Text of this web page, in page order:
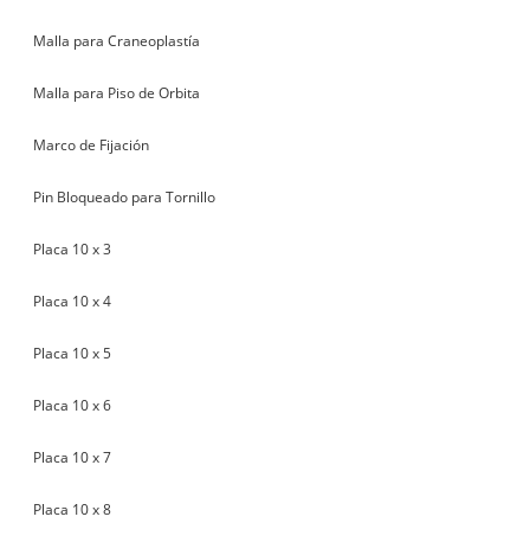
Malla para Craneoplastía
Malla para Piso de Orbita
Marco de Fijación
Pin Bloqueado para Tornillo
Placa 10 x 3
Placa 10 x 4
Placa 10 x 5
Placa 10 x 6
Placa 10 x 7
Placa 10 x 8